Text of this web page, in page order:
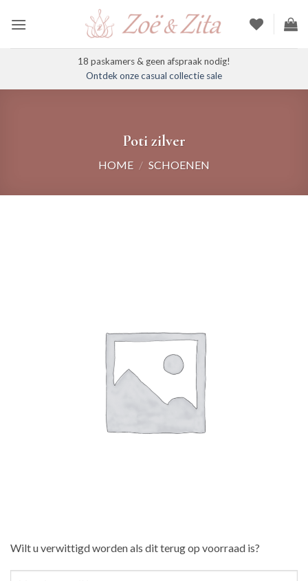
naar
18 paskamers & geen afspraak nodig!
Ontdek onze casual collectie sale
Poti zilver
HOME / SCHOENEN
Wilt u verwittigd worden als dit terug op voorraad is?